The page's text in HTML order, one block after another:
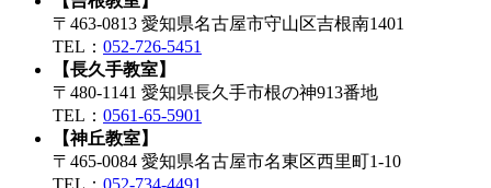
〒463-0813 愛知県名古屋市守山区吉根南1401
TEL： 052-726-5451
【長久手教室】
〒480-1141 愛知県長久手市根の神913番地
TEL： 0561-65-5901
【神丘教室】
〒465-0084 愛知県名古屋市名東区西里町1-10
TEL： 052-734-4491